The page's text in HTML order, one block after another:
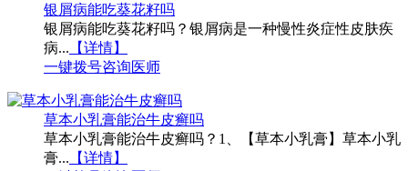
银屑病能吃葵花籽吗
银屑病能吃葵花籽吗？银屑病是一种慢性炎症性皮肤疾
病... 【详情】
一键拨号咨询医师
草本小乳膏能治牛皮癣吗
草本小乳膏能治牛皮癣吗？1、【草本小乳膏】草本小乳
膏... 【详情】